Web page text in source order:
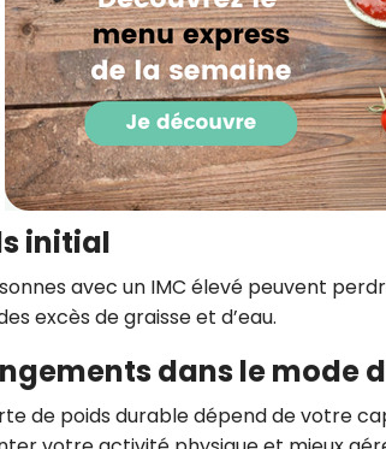
initial
avec un IMC élevé peuvent
excès de graisse et d’eau.
dans le mode
de poids durable dépend de votre